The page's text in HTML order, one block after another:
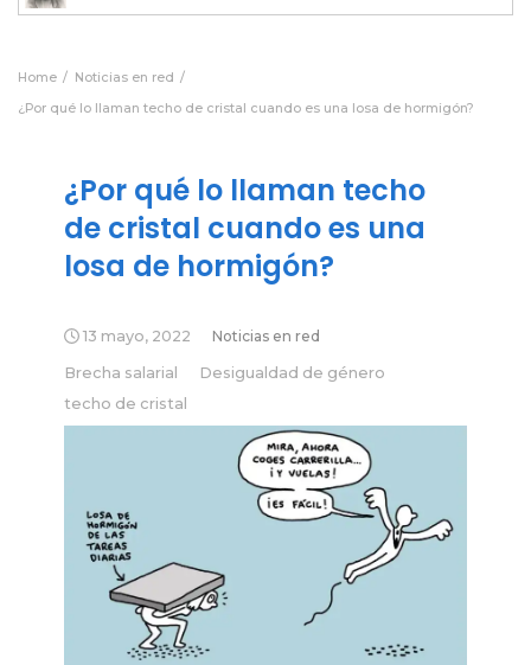
Home
Noticias en red
¿Por qué lo llaman techo de cristal cuando es una losa de hormigón?
¿Por qué lo llaman techo
de cristal cuando es una
losa de hormigón?
13 mayo, 2022 Noticias en red
Brecha salarial
Desigualdad de género
techo de cristal